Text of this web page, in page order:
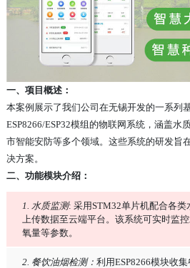
一、项目概述：
本案例展示了我们公司在无锡开发的一系列
ESP8266/ESP32模组的物联网系统，涵盖水
市智能安防等多个领域。这些系统的研发旨
决方案。
二、功能模块介绍：
1. 水质监测: 采用STM32单片机配合各类
上传数据至云端平台。该系统可实时监
氧量等参数。
2. 餐饮油烟检测： 利用ESP8266模块收